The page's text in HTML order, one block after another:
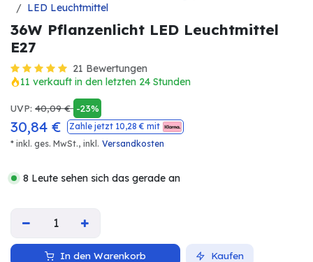
LED Leuchtmittel
36W Pflanzenlicht LED Leuchtmittel
E27
21 Bewertungen
11 verkauft in den letzten 24 Stunden
UVP: 40,09€ -23%
30,84 € Zahle jetzt 10,28 € mit
* inkl. ges. MwSt., inkl. Versandkosten
8 Leute sehen sich das gerade an
In den Warenkorb Kaufen